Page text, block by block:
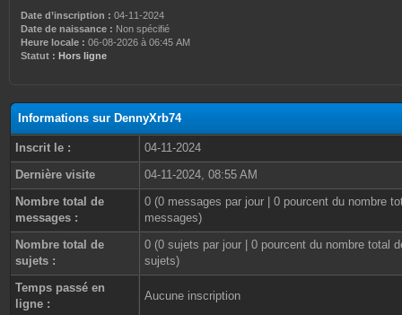
Date d’inscription : 04-11-2024
Date de naissance : Non spécifié
Heure locale : 06-08-2026 à 06:45 AM
Statut : Hors ligne
Informations sur DennyXrb74
Inscrit le :
04-11-2024
Dernière visite
04-11-2024, 08:55 AM
Nombre total de
messages :
0 (0 messages par jour | 0 pourcent du nombre
messages)
Nombre total de
sujets :
0 (0 sujets par jour | 0 pourcent du nombre total
sujets)
Temps passé en
ligne :
Aucune inscription